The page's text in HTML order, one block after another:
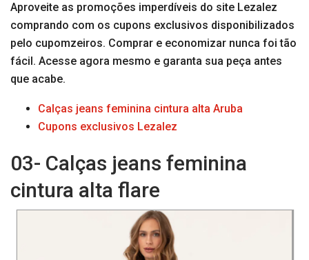
Aproveite as promoções imperdíveis do site Lezalez
comprando com os cupons exclusivos disponibilizados
pelo cupomzeiros. Comprar e economizar nunca foi tão
fácil. Acesse agora mesmo e garanta sua peça antes
que acabe.
Calças jeans feminina cintura alta Aruba
Cupons exclusivos Lezalez
03- Calças jeans feminina
cintura alta flare